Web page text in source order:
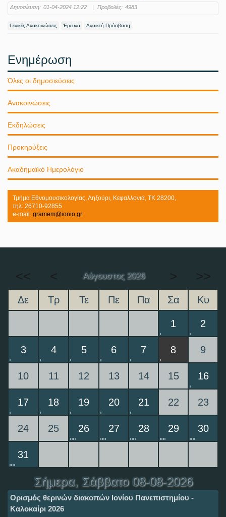
Δημοσίευση: 01-04-2024 12:22 | Προβολές: 4983
Γενικές Ανακοινώσεις Έρευνα Ανοικτή Πρόσβαση
Ενημέρωση
Όλες οι δημοσιεύσεις
Ανακοινώσεις
Εκδηλώσεις
Προκηρύξεις
Ακαδημαϊκό Ημερολόγιο
Τμήμα Εθνομουσικολογίας, Ληξούρι, Κεφαλλονιά, ΤΚ 28200,
τηλ: 26710-92855
e-mail: gramem@ionio.gr
<< < Αύγουστος 2026 > >>
Δε Τρ Τε Πε Πα Σα Κυ
1 2
3 4 5 6 7 8 9
10 11 12 13 14 15 16
17 18 19 20 21 22 23
24 25 26 27 28 29 30
31
Σήμερα, Σάββατο 08-08-2026
Ορισμός θερινών διακοπών Ιονίου Πανεπιστημίου -
Καλοκαίρι 2026